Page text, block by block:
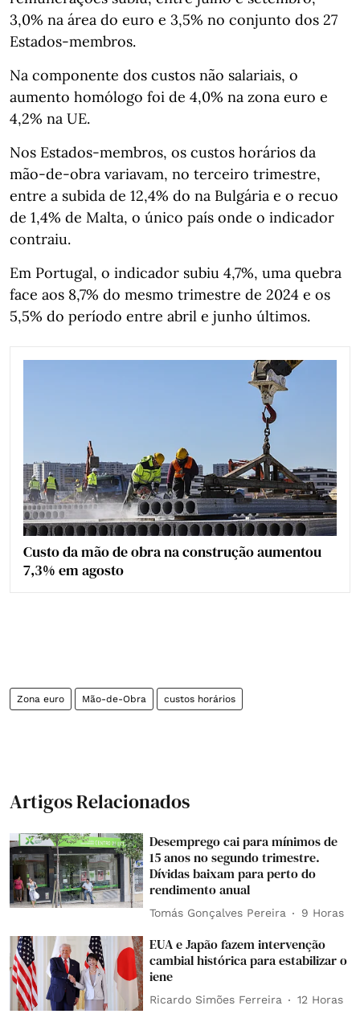
3,0% na área do euro e 3,5% no conjunto dos 27
Estados-membros.
Na componente dos custos não salariais, o
aumento homólogo foi de 4,0% na zona euro e
4,2% na UE.
Nos Estados-membros, os custos horários da
mão-de-obra variavam, no terceiro trimestre,
entre a subida de 12,4% do na Bulgária e o recuo
de 1,4% de Malta, o único país onde o indicador
contraiu.
Em Portugal, o indicador subiu 4,7%, uma quebra
face aos 8,7% do mesmo trimestre de 2024 e os
5,5% do período entre abril e junho últimos.
Custo da mão de obra na construção aumentou
7,3% em agosto
Zona euro Mão-de-Obra custos horários
Artigos Relacionados
Desemprego cai para mínimos de
15 anos no segundo trimestre.
Dívidas baixam para perto do
rendimento anual
Tomás Gonçalves Pereira 9 Horas
EUA e Japão fazem intervenção
cambial histórica para estabilizar o
iene
Ricardo Simões Ferreira 12 Horas